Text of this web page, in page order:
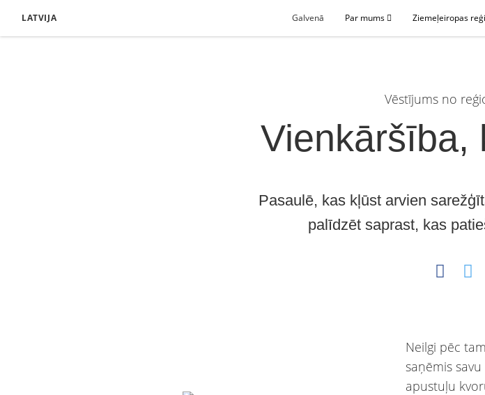
LATVIJA Galvenā Par mums Ziemeļeiropas
Vēstījums no
Vienkāršība,
Pasaulē, kas kļūst arvien
palīdzēt saprast, kas
Neilgi pēc
saņēmis
apustuļu